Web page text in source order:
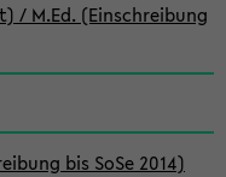
/ M.Ed. (Einschreibung
bis SoSe 2014)